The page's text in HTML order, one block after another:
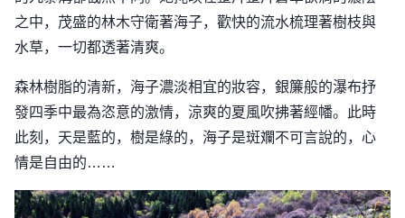
之中，茂盛的林木守衛著海子，歡快的流水梳理著樹枝與
水草，一切都透著清爽。
森林樹脂的清新，海子濃淡相宜的妝容，銀簾般的瀑布抒
發四季中最為恣意的激情，涼爽的夏風吹拂著經幡。此時
此刻，天是藍的，樹是綠的，海子是斑斕不可言說的，心
情是自由的……